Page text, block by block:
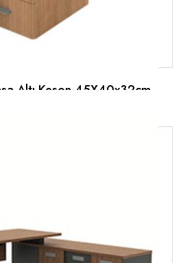
Altı Keson 45X40x32cm